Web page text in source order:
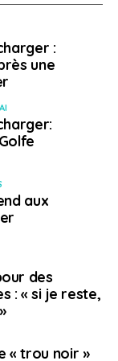
ro.org
et
si votre
il suffit
en cours de
être
la date
n’est pas
:
une
aux
des
: « si je reste,
« trou noir »